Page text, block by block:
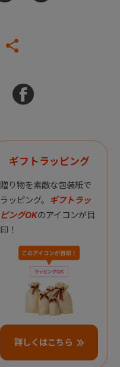
ギフトラッピング
贈り物を素敵な包装紙で
ラッピング。 ギフトラッ
ピングOKのアイコンが目
印！
詳しくはこちら